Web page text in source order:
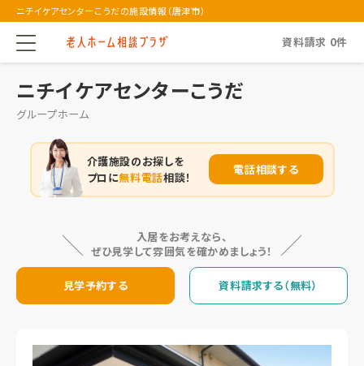
ニチイケアセンターこうだの施設情報（唐津市）
資料請求 0件
ニチイケアセンターこうだ
グループホーム
介護施設のお探しを
プロに無料電話相談！
電話相談する
入居をお考えなら、
ぜひ見学して雰囲気を確かめましょう！
見学予約する 資料請求する（無料）